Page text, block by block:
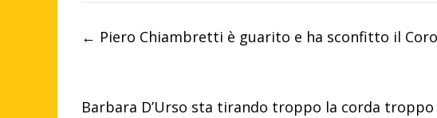
← Piero Chiambretti è guarito e ha sconfitto il
Barbara D’Urso sta tirando troppo la corda